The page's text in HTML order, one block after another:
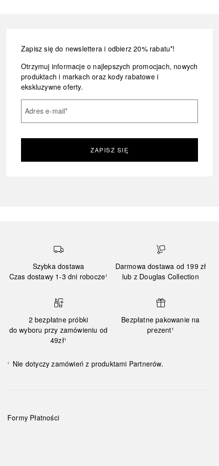
Zapisz się do newslettera i odbierz 20% rabatu*!
Otrzymuj informacje o najlepszych promocjach, nowych
produktach i markach oraz kody rabatowe i
ekskluzywne oferty.
Adres e-mail*
ZAPISZ SIĘ
Szybka dostawa
Czas dostawy 1-3 dni robocze¹
Darmowa dostawa od 199 zł
lub z Douglas Collection
2 bezpłatne próbki
do wyboru przy zamówieniu od
49zł¹
Bezpłatne pakowanie na
prezent¹
¹ Nie dotyczy zamówień z produktami Partnerów.
Formy Płatności